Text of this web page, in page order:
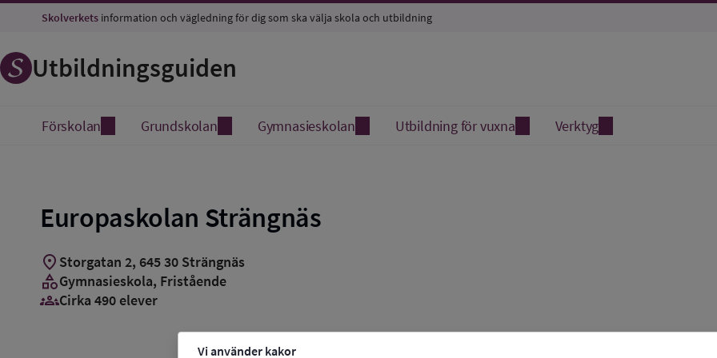
Vi använder kakor
Skolverkets information och vägledning för dig som ska välja skola och utbildning
Utbildningsguiden
Förskolan Grundskolan Gymnasieskolan Utbildning för vuxna Verktyg
Europaskolan Strängnäs
location_on Storgatan 2, 645 30 Strängnäs
categoryGymnasieskola, Fristående
groups_3Cirka 490 elever